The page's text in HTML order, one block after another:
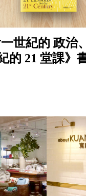
世紀的 政治
的 21 堂課》